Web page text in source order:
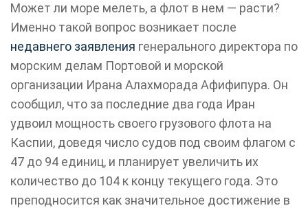
Может ли море мелеть, а флот в нем — расти?
Именно такой вопрос возникает после
недавнего заявления генерального директора по
морским делам Портовой и морской
организации Ирана Алахморада Афифипура. Он
сообщил, что за последние два года Иран
удвоил мощность своего грузового флота на
Каспии, доведя число судов под своим флагом с
47 до 94 единиц, и планирует увеличить их
количество до 104 к концу текущего года. Это
преподносится как значительное достижение в